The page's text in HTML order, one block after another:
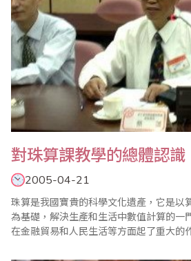
對珠算課教學的總體認識
2005-04-21
珠算是我國寶貴的科學文化遺產，它是以
為基礎，解決生產和生活中數值計算的一
在金融貿易和人民生活等方面起了重大的